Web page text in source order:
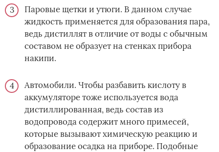
Паровые щетки и утюги. В данном случае
жидкость применяется для образования пара,
ведь дистиллят в отличие от воды с обычным
составом не образует на стенках прибора
накипи.
Автомобили. Чтобы разбавить кислоту в
аккумуляторе тоже используется вода
дистиллированная, ведь состав из
водопровода содержит много примесей,
которые вызывают химическую реакцию и
образование осадка на приборе. Подобные